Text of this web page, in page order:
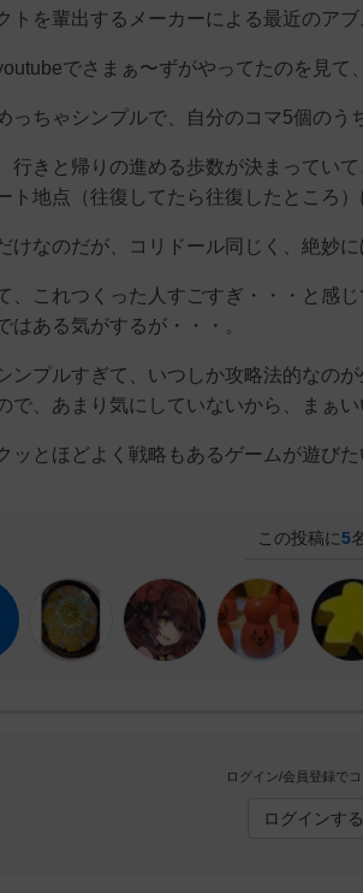
トを輩出するメーカーによる最近のアブ
でさまぁ〜ずがやってたのを見て
っちゃシンプルで、自分のコマ5個のう
行きと帰りの進める歩数が決まってい
ト地点（往復してたら往復したところ）
けなのだが、コリドール同じく、絶妙
、これつくった人すごすぎ・・・と感
はある気がするが・・・。
ンプルすぎて、いつしか攻略法的なの
で、あまり気にしていないから、まぁい
ッとほどよく戦略もあるゲームが遊び
この投稿に5
ログイン/会員登録でコ
ログインする